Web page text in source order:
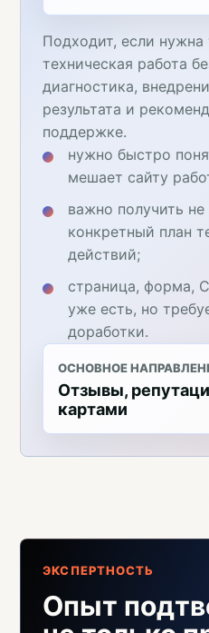
Подходит, если нужна
техническая работа
диагностика,
результата и
поддержке.
нужно быстро
мешает сайту
важно получить
конкретный план
действий;
страница, форма,
уже есть, но
доработки.
ОСНОВНОЕ
Отзывы,
картами
ЭКСПЕРТНОСТЬ
Опыт